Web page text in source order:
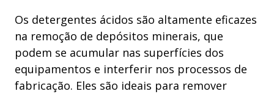
Os detergentes ácidos são altamente eficazes
na remoção de depósitos minerais, que
podem se acumular nas superfícies dos
equipamentos e interferir nos processos de
fabricação. Eles são ideais para remover